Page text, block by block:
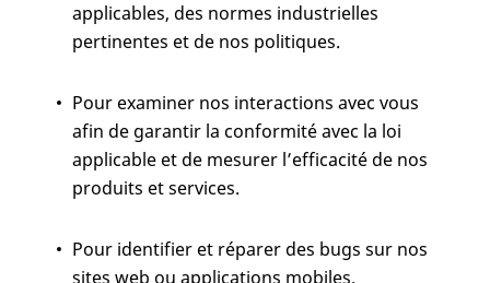
applicables, des normes industrielles
pertinentes et de nos politiques.
Pour examiner nos interactions avec vous
afin de garantir la conformité avec la loi
applicable et de mesurer l’efficacité de nos
produits et services.
Pour identifier et réparer des bugs sur nos
sites web ou applications mobiles.